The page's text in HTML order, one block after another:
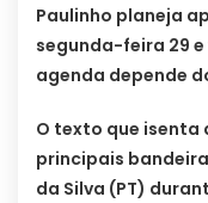
Paulinho planeja
segunda-feira 29
agenda depende
O texto que isenta
principais
da Silva (PT)